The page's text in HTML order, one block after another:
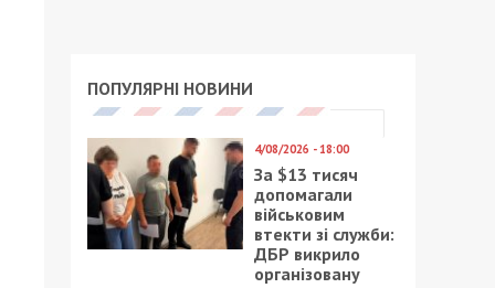
ПОПУЛЯРНІ НОВИНИ
4/08/2026 - 18:00
За $13 тисяч
допомагали
військовим
втекти зі служби:
ДБР викрило
організовану